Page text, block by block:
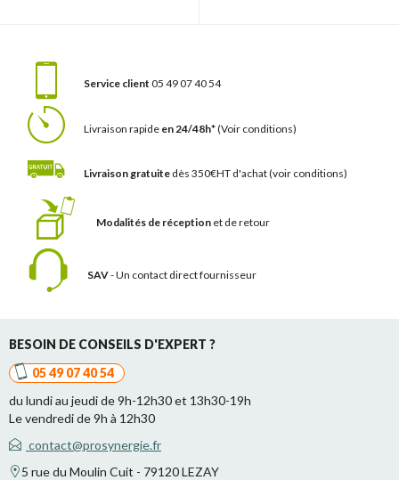
Service client 05 49 07 40 54
Livraison rapide en 24/48h*(Voir conditions)
Livraison gratuite dès 350€HT d'achat(voir conditions)
Modalités de réception et de retour
SAV- Un contact direct fournisseur
BESOIN DE CONSEILS D'EXPERT ?
05 49 07 40 54
du lundi au jeudi de 9h-12h30 et 13h30-19h
Le vendredi de 9h à 12h30
contact@prosynergie.fr
5 rue du Moulin Cuit - 79120 LEZAY